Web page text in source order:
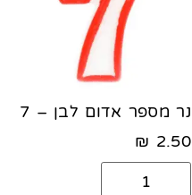
נר מספר אדום לבן – 7
2.50
₪